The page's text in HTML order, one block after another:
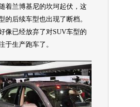
着兰博基尼的坎坷起伏，这
的后续车型也出现了断档。
像已经放弃了对SUV车型的
于生产跑车了。